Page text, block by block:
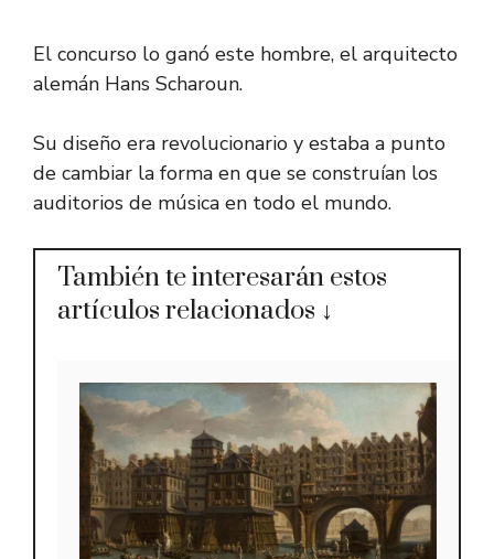
El concurso lo ganó este hombre, el arquitecto
alemán Hans Scharoun.
Su diseño era revolucionario y estaba a punto
de cambiar la forma en que se construían los
auditorios de música en todo el mundo.
También te interesarán estos
artículos relacionados ↓